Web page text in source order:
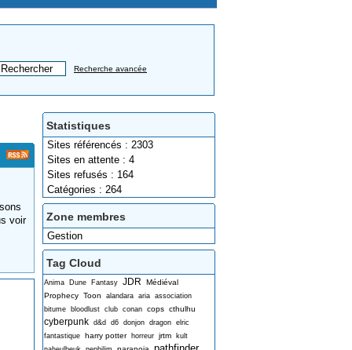
Recherche avancée
Statistiques
Sites référencés : 2303
Sites en attente : 4
Sites refusés : 164
Catégories : 264
Zone membres
Gestion
Tag Cloud
Anima Dune Fantasy JDR
Médiéval
Prophecy Toon alandara aria association
bitume
bloodlust club conan cops cthulhu
cyberpunk d&d d6 donjon dragon elric
fantastique harry potter horreur jrtm
kult
voir